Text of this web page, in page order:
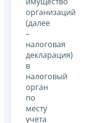
организаций
(далее
–
налоговая
декларация)
в
налоговый
орган
по
месту
учета